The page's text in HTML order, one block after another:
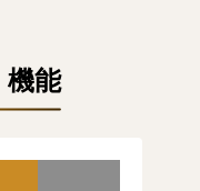
機能